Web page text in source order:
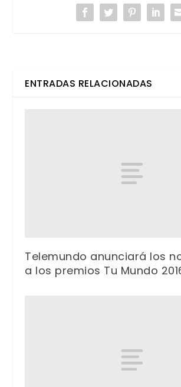
ENTRADAS RELACIONADAS
Telemundo anunciará los
a los premios Tu Mundo